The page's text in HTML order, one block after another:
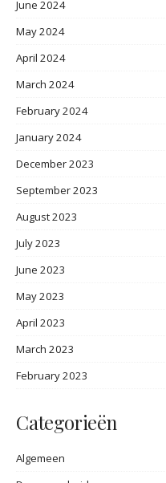
June 2024
May 2024
April 2024
March 2024
February 2024
January 2024
December 2023
September 2023
August 2023
July 2023
June 2023
May 2023
April 2023
March 2023
February 2023
Categorieën
Algemeen